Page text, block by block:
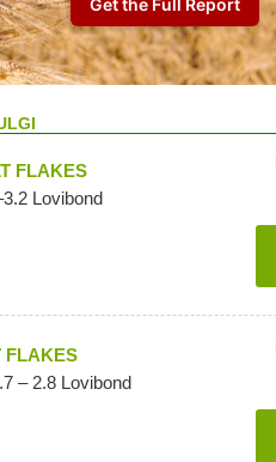
FLAKES
Lovibond
FLAKES
– 2.8 Lovibond